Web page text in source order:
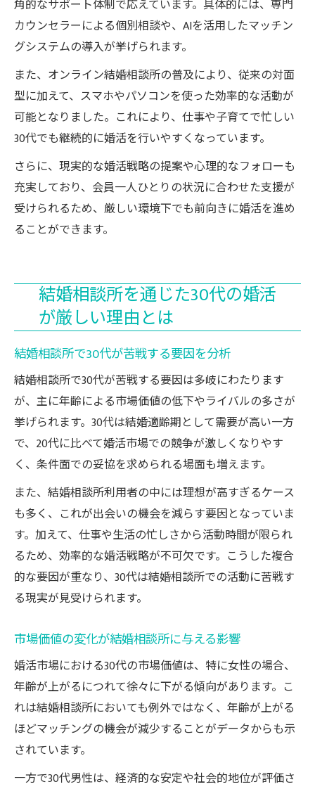
角的なサポート体制で応えています。具体的には、専門
カウンセラーによる個別相談や、AIを活用したマッチン
グシステムの導入が挙げられます。
また、オンライン結婚相談所の普及により、従来の対面
型に加えて、スマホやパソコンを使った効率的な活動が
可能となりました。これにより、仕事や子育てで忙しい
30代でも継続的に婚活を行いやすくなっています。
さらに、現実的な婚活戦略の提案や心理的なフォローも
充実しており、会員一人ひとりの状況に合わせた支援が
受けられるため、厳しい環境下でも前向きに婚活を進め
ることができます。
結婚相談所を通じた30代の婚活
が厳しい理由とは
結婚相談所で30代が苦戦する要因を分析
結婚相談所で30代が苦戦する要因は多岐にわたります
が、主に年齢による市場価値の低下やライバルの多さが
挙げられます。30代は結婚適齢期として需要が高い一方
で、20代に比べて婚活市場での競争が激しくなりやす
く、条件面での妥協を求められる場面も増えます。
また、結婚相談所利用者の中には理想が高すぎるケース
も多く、これが出会いの機会を減らす要因となっていま
す。加えて、仕事や生活の忙しさから活動時間が限られ
るため、効率的な婚活戦略が不可欠です。こうした複合
的な要因が重なり、30代は結婚相談所での活動に苦戦す
る現実が見受けられます。
市場価値の変化が結婚相談所に与える影響
婚活市場における30代の市場価値は、特に女性の場合、
年齢が上がるにつれて徐々に下がる傾向があります。こ
れは結婚相談所においても例外ではなく、年齢が上がる
ほどマッチングの機会が減少することがデータからも示
されています。
一方で30代男性は、経済的な安定や社会的地位が評価さ